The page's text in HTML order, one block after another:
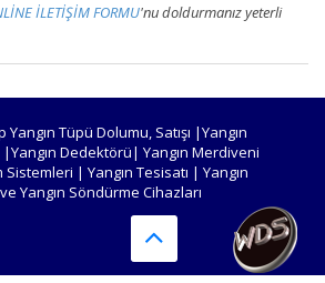
projelendirme, montaj ve
Bursa Yangın Algılama ve İhbar
Alarm Sistemleri
Bursa adresli ve konvansiyonel
yangın alarm sistemleri
İLETİŞİM FORMU'nu doldurmanız yeterli
Tüpü Dolumu, Satışı |Yangın
|Yangın Dedektörü| Yangın Merdiveni
Sistemleri | Yangın Tesisatı | Yangın
Yangın Söndürme Cihazları